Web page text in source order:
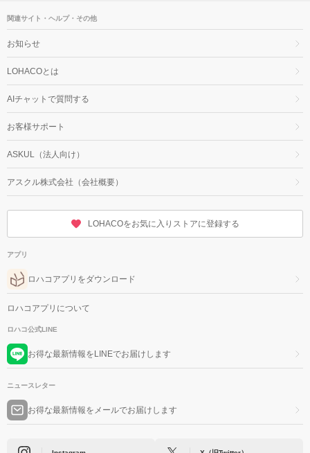
関連サイト・ヘルプ・その他
お知らせ
LOHACOとは
AIチャットで質問する
お客様サポート
ASKUL（法人向け）
アスクル株式会社（会社概要）
LOHACOをお気に入りストアに登録する
アプリ
ロハコアプリをダウンロード
ロハコアプリについて
ロハコ公式LINE
お得な最新情報をLINEでお届けします
ニュースレター
お得な最新情報をメールでお届けします